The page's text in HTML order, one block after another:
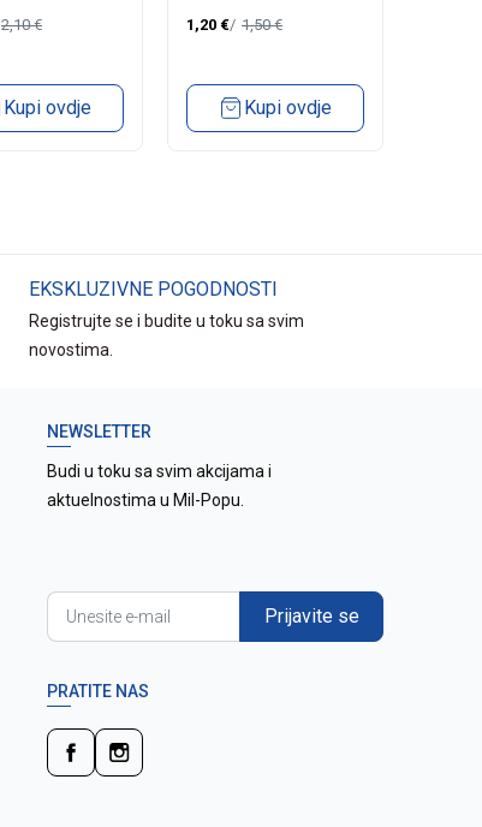
2,10€
Kupi ovdje
1,20 € 1,50€
Kupi ovdje
EKSKLUZIVNE POGODNOSTI
Registrujte se i budite u toku sa svim
novostima.
NEWSLETTER
Budi u toku sa svim akcijama i
aktuelnostima u Mil-Popu.
Prijavite se
PRATITE NAS